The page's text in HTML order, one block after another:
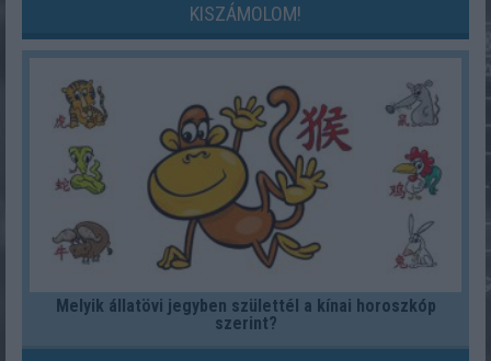
KISZÁMOLOM!
Melyik állatövi jegyben születtél a kínai horoszkóp
szerint?